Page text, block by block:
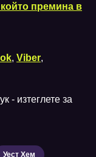
премина в
, Viber,
- изтеглете за
Уест Хем